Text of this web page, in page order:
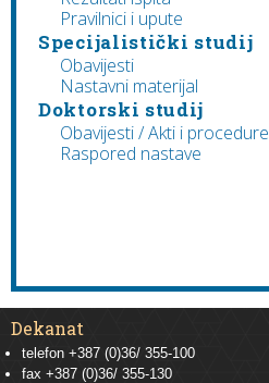
Pravilnici i upute
Specijalistički studij
Obavijesti
Nastavni materijal
Doktorski studij
Obavijesti / Akti i procedure
Raspored nastave
Dekanat
telefon +387 (0)36/ 355-100
fax +387 (0)36/ 355-130